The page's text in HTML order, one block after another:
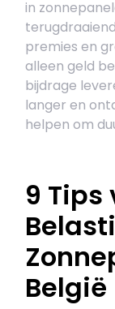
in
premies en
alleen geld
bijdrage
langer en
helpen om
9 Tips
België